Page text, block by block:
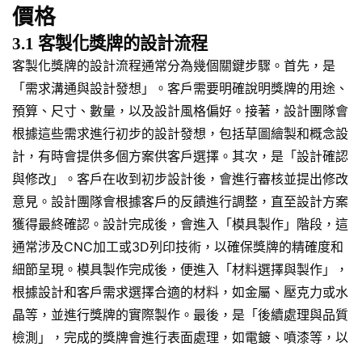
價格
3.1 客製化獎牌的設計流程
客製化獎牌的設計流程通常分為幾個關鍵步驟。首先，是
「需求溝通與設計發想」。客戶需要明確說明獎牌的用途、
預算、尺寸、數量，以及設計風格偏好。接著，設計團隊會
根據這些需求進行初步的設計發想，包括草圖繪製和概念設
計，有時會提供多個方案供客戶選擇。其次，是「設計確認
與修改」。客戶在收到初步設計後，會進行審核並提出修改
意見。設計團隊會根據客戶的反饋進行調整，直至設計方案
獲得最終確認。設計完成後，會進入「模具製作」階段，這
通常涉及CNC加工或3D列印技術，以確保獎牌的精確度和
細節呈現。模具製作完成後，便進入「材料選擇與製作」，
根據設計和客戶需求選擇合適的材料，如金屬、壓克力或水
晶等，並進行獎牌的實際製作。最後，是「後續處理與品質
檢測」，完成的獎牌會進行表面處理，如電鍍、噴漆等，以